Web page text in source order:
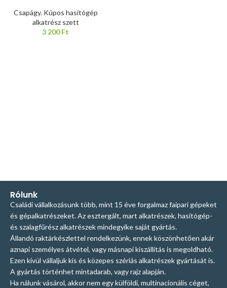
Csapágy, Kúpos hasítógép
alkatrész szett
3 200Ft
Rólunk
Családi vállalkozásunk több, mint 15 éve forgalmaz faipari gépeket
és gépalkatrészeket. Az esztergált, mart alkatrészek, hasítógép-
és szalagfűrész alkatrészek mindegyike saját gyártás.
Állandó raktárkészlettel rendelkezünk, ennek köszönhetően akár
aznapi személyes átvétel, vagy másnapi kiszállítás is megoldható.
Ezen kívül vállaljuk kis és közepes szériás alkatrészek gyártását is.
A gyártás történhet mintadarab, vagy rajz alapján.
Ha nálunk vásárol, akkor nem egy külföldi, multinacionális céget,